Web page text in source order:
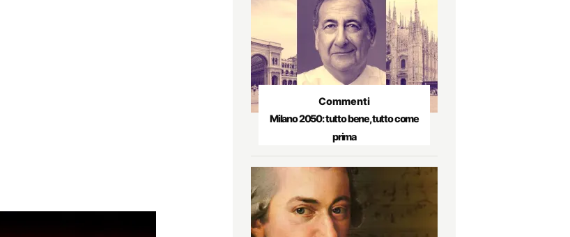
Commenti
Milano 2050: tutto bene, tutto come
prima